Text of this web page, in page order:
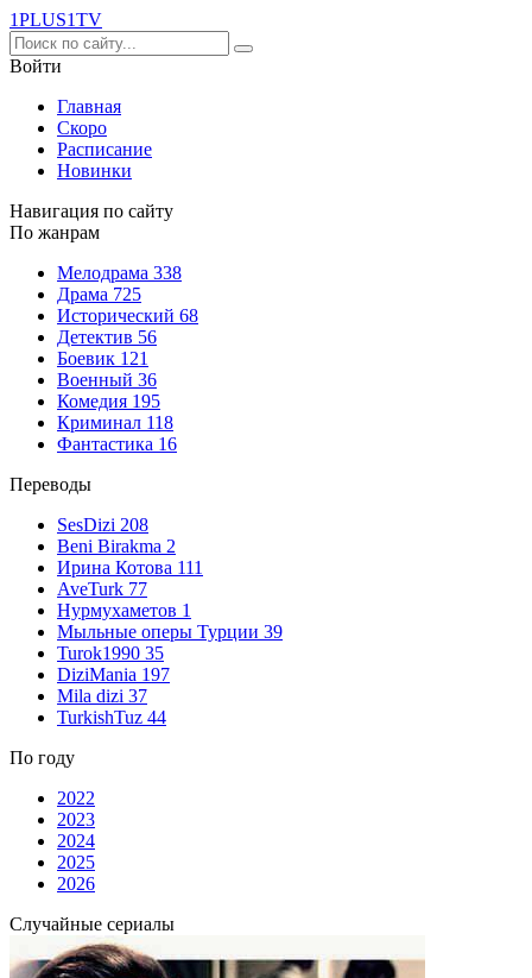
1PLUS1TV
Войти
Главная
Скоро
Расписание
Новинки
Навигация по сайту
По жанрам
Мелодрама 338
Драма 725
Исторический 68
Детектив 56
Боевик 121
Военный 36
Комедия 195
Криминал 118
Фантастика 16
Переводы
SesDizi 208
Beni Birakma 2
Ирина Котова 111
AveTurk 77
Нурмухаметов 1
Мыльные оперы Турции 39
Turok1990 35
DiziMania 197
Mila dizi 37
TurkishTuz 44
По году
2022
2023
2024
2025
2026
Случайные сериалы